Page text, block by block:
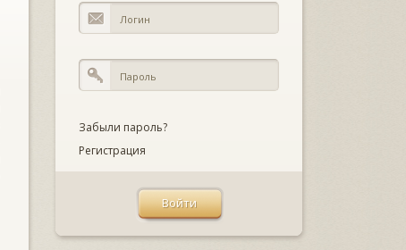
Забыли пароль?
Регистрация